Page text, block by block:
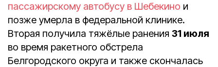
пассажирскому автобусу в Шебекино и
позже умерла в федеральной клинике.
Вторая получила тяжёлые ранения 31 июля
во время ракетного обстрела
Белгородского округа и также скончалась